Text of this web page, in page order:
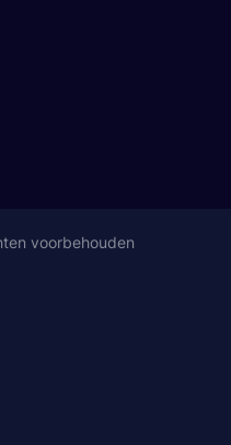
voorbehouden